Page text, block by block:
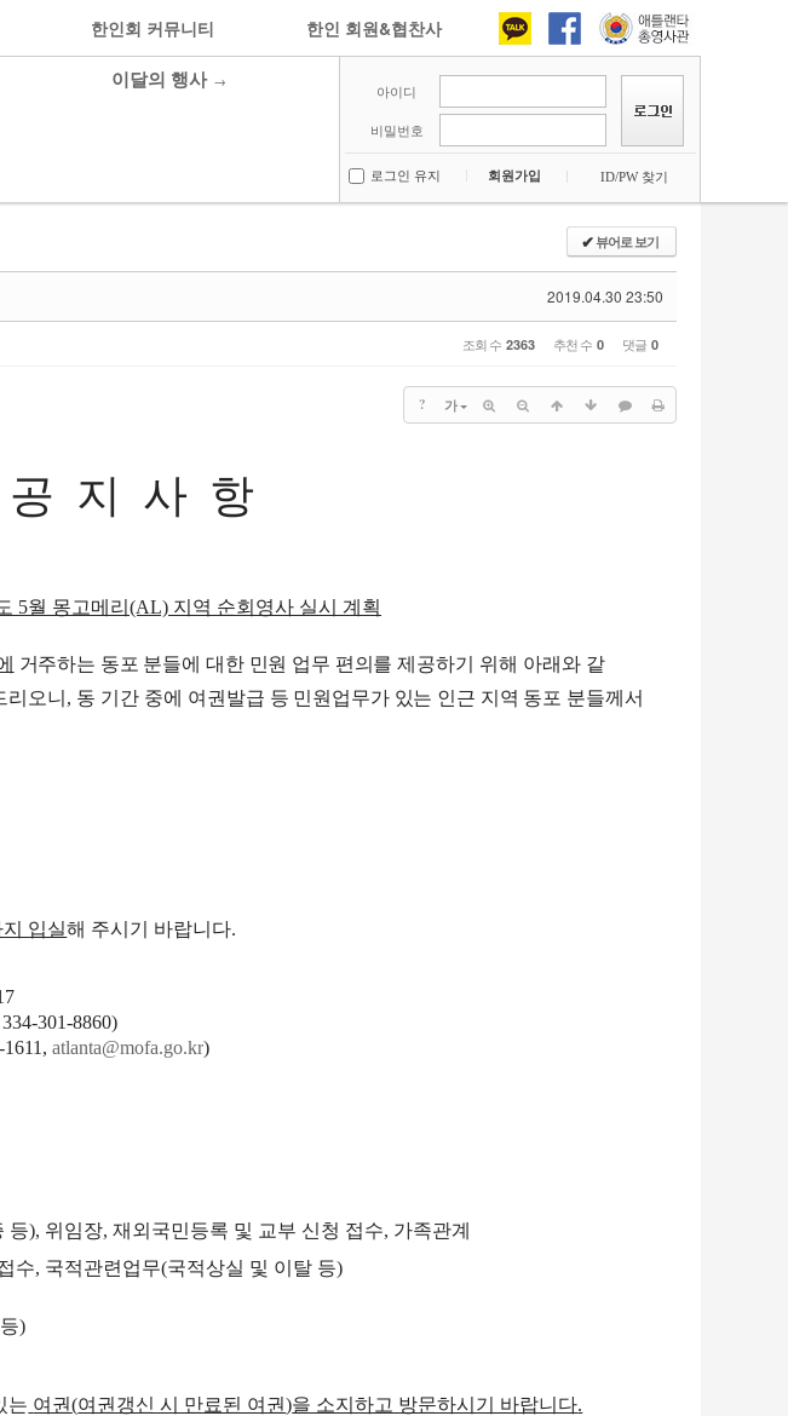
한인회 커뮤니티 한인 회원&협찬사
아이디
비밀번호
로그인 유지 회원가입 ID/PW 찾기
이달의 행사 →
✔뷰어로 보기
2019.04.30 23:50
조회 수 2363 추천 수 0 댓글 0
? 가
공 지 사 항
5월 몽고메리(AL) 지역 순회영사 실시 계획
거주하는 동포 분들에 대한 민원 업무 편의를 제공하기
위해 아래와 같
오니 , 동 기간 중에 여권발급 등 민원업무가 있는 인근 지역 동포 분들께서
입실해 주시기 바랍니다.
301-8860)
atlanta@mofa.go.kr)
등), 위임장, 재외국민등록 및 교부 신청 접수, 가족관계
수, 국적관련업무(국적상실 및 이탈 등)
)
는 여권(여권갱신 시 만료된 여권)을 소지하고 방문하시기 바랍니다.